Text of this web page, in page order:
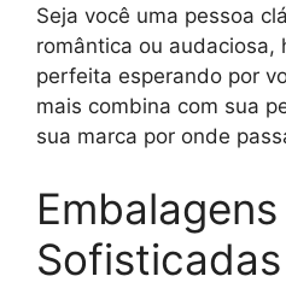
Seja você uma pessoa
romântica ou audaciosa,
perfeita esperando por
mais combina com sua
sua marca por onde
Embalagens
Sofisticadas